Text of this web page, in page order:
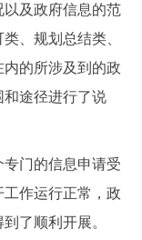
视频北京
РУССКИЙ ЯЗЫК
及政府信息的范
、规划总结类、
的所涉及到的政
和途径进行了说
门的信息申请受
作运行正常，政
了顺利开展。